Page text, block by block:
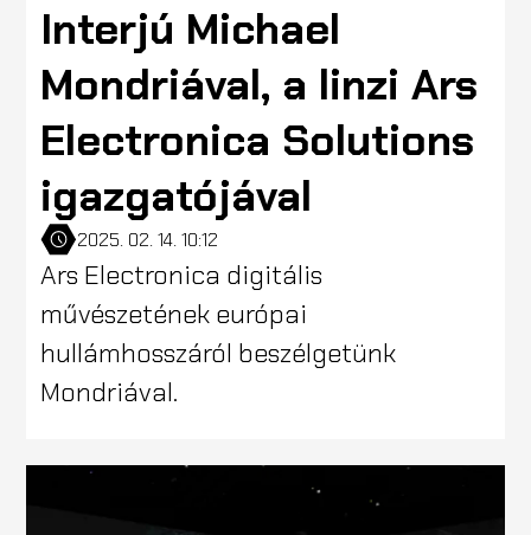
Interjú Michael
Mondriával, a linzi Ars
Electronica Solutions
igazgatójával
2025. 02. 14. 10:12
Ars Electronica digitális
művészetének európai
hullámhosszáról beszélgetünk
Mondriával.